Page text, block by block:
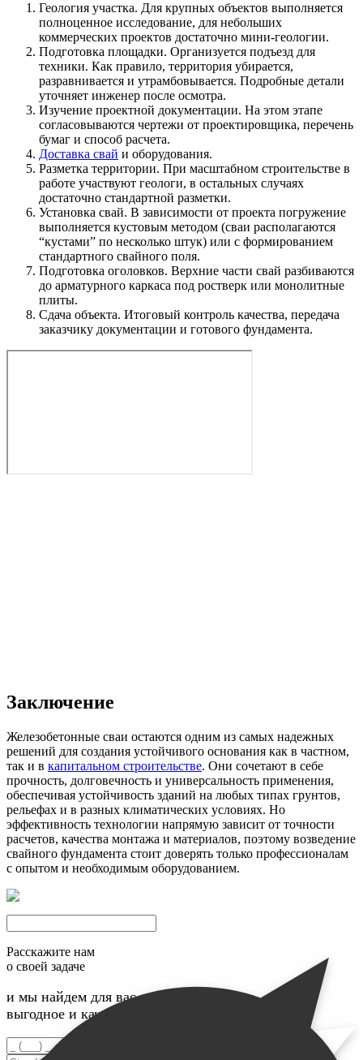
Геология участка. Для крупных объектов выполняется
полноценное исследование, для небольших
коммерческих проектов достаточно мини-геологии.
Подготовка площадки. Организуется подъезд для
техники. Как правило, территория убирается,
разравнивается и утрамбовывается. Подробные детали
уточняет инженер после осмотра.
Изучение проектной документации. На этом этапе
согласовываются чертежи от проектировщика, перечень
бумаг и способ расчета.
Доставка свай и оборудования.
Разметка территории. При масштабном строительстве в
работе участвуют геологи, в остальных случаях
достаточно стандартной разметки.
Установка свай. В зависимости от проекта погружение
выполняется кустовым методом (сваи располагаются
“кустами” по несколько штук) или с формированием
стандартного свайного поля.
Подготовка оголовков. Верхние части свай разбиваются
до арматурного каркаса под ростверк или монолитные
плиты.
Сдача объекта. Итоговый контроль качества, передача
заказчику документации и готового фундамента.
Заключение
Железобетонные сваи остаются одним из самых надежных
решений для создания устойчивого основания как в частном,
так и в капитальном строительстве. Они сочетают в себе
прочность, долговечность и универсальность применения,
обеспечивая устойчивость зданий на любых типах грунтов,
рельефах и в разных климатических условиях. Но
эффективность технологии напрямую зависит от точности
расчетов, качества монтажа и материалов, поэтому возведение
свайного фундамента стоит доверять только профессионалам
с опытом и необходимым оборудованием.
Расскажите нам
о своей задаче
и мы найдем для вас максимально
выгодное и качественное решение